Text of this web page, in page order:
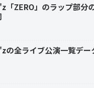
「ZERO」のラップ部分
の全ライブ公演一覧デー